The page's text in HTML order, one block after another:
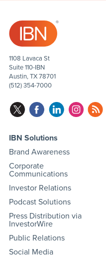
1108 Lavaca St
Suite 110-IBN
Austin, TX 78701
(512) 354-7000
IBN Solutions
Brand Awareness
Corporate
Communications
Investor Relations
Podcast Solutions
Press Distribution via
InvestorWire
Public Relations
Social Media